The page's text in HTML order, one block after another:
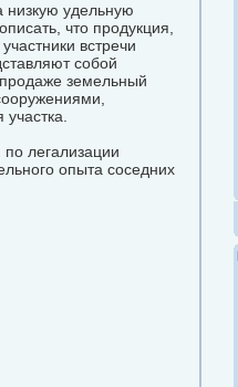
низкую удельную
что продукция,
встречи
собой
земельный
легализации
опыта соседних